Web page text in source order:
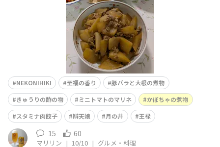
NEKONIHIKI 至福の香り
豚バラと大根の煮物
きゅうりの酢の物
ミニトマトのマリネ
かぼちゃの煮物
スタミナ肉餃子
辨天娘 月の井 王禄
15 60
マリリン | 10/10 | グルメ・料理